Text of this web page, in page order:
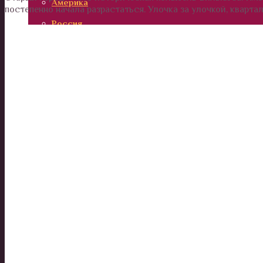
Америка
Россия
постепенно начала разрастаться. Улочка за улочкой,